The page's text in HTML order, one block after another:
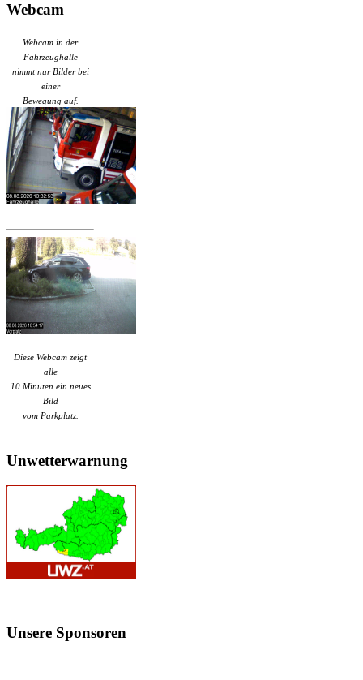
Webcam
Webcam in der
Fahrzeughalle
nimmt nur Bilder bei
einer
Bewegung auf.
Diese Webcam zeigt
alle
10 Minuten ein neues
Bild
vom Parkplatz.
Unwetterwarnung
Unsere Sponsoren